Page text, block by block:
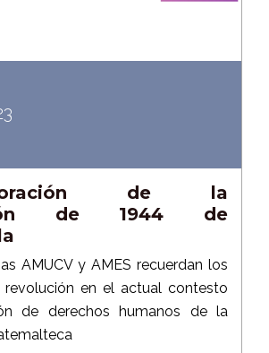
de la
de 1944 de
AMUCV y AMES recuerdan los
en el actual contesto
de derechos humanos de la